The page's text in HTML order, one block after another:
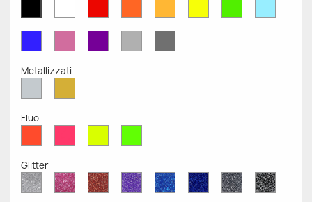
Opaco OpacoOpacoOpacoOpacoOpacoOpacoOpaco
OpacoOpacoOpacoChiaroScuro
Metallizzati
MetallizzatoMetallizzato
Fluo
Fluo
Fluo
Fluo
Fluo
Glitter
Diamante
Glitter
Rosa
Glitter
Rosso
Glitter
Viola
Glitter
Blu
Zaffiro
Blu
Cobalto
Grigio
Glitter
Nero
Glitter